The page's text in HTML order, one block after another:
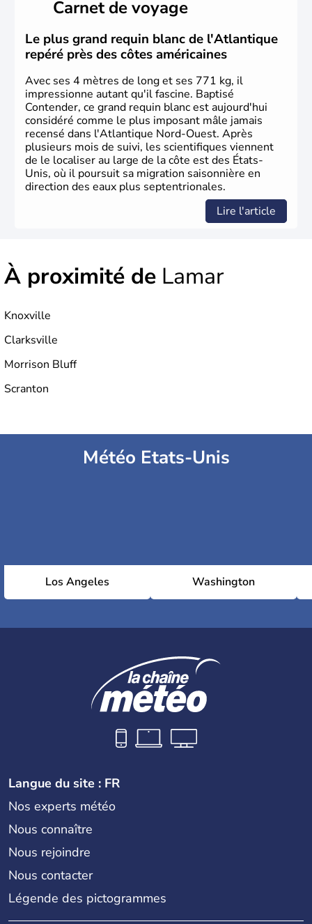
Plusieurs populations se sont succédées avant l'arrivée
des européens, suite à la découverte du continent par
Christophe Colomb en 1492. Les 13 colonies
britanniques proclament la Déclaration d'indépendance
en 1776 et adoptent leur première constitution en 1787.
La conquête de l'Ouest marque ensuite l'entrée dans une
phase de développement intense.
Carnet de voyage
Le plus grand requin blanc de l'Atlantique
repéré près des côtes américaines
Avec ses 4 mètres de long et ses 771 kg, il
impressionne autant qu'il fascine. Baptisé
Contender, ce grand requin blanc est aujourd'hui
considéré comme le plus imposant mâle jamais
recensé dans l'Atlantique Nord-Ouest. Après
plusieurs mois de suivi, les scientifiques viennent
de le localiser au large de la côte est des États-
Unis, où il poursuit sa migration saisonnière en
direction des eaux plus septentrionales.
Lire l'article
À proximité de Lamar
Knoxville
Clarksville
Morrison Bluff
Scranton
Météo Etats-Unis
Los Angeles Washington
Langue du site : FR
Nos experts météo
Nous connaître
Nous rejoindre
Nous contacter
Légende des pictogrammes